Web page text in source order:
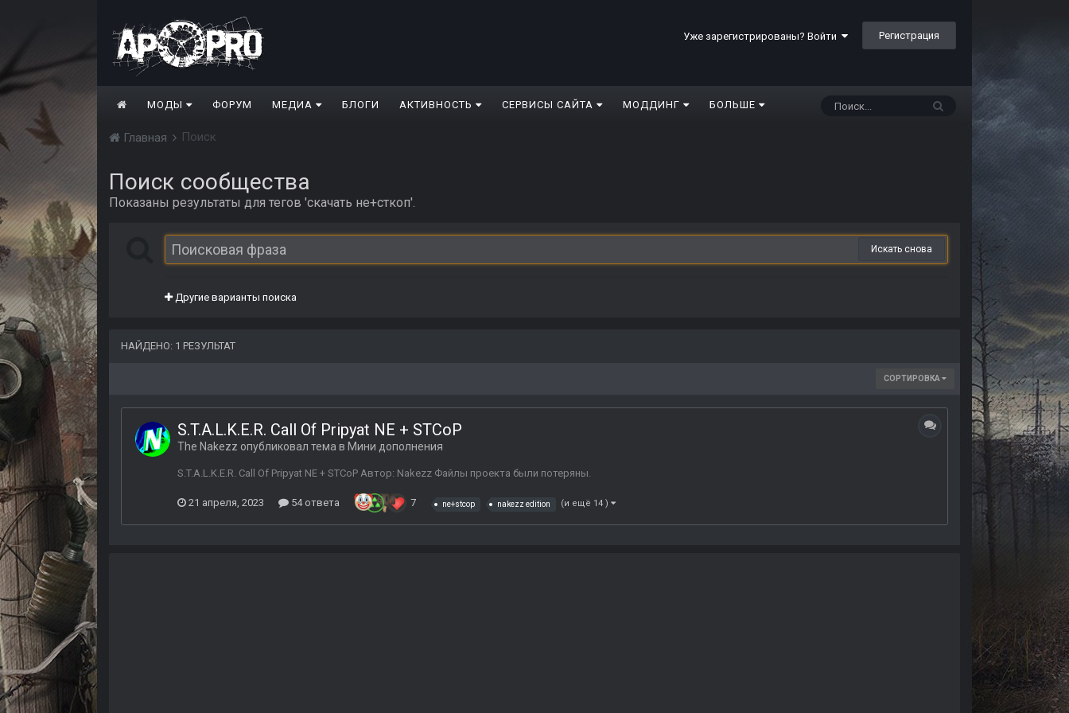
Уже зарегистрированы? Войти Регистрация
МОДЫ ФОРУМ МЕДИА БЛОГИ АКТИВНОСТЬ СЕРВИСЫ САЙТА МОДДИНГ БОЛЬШЕ
Главная Поиск
Поиск сообщества
Показаны результаты для тегов 'скачать не+сткоп'.
Искать снова
Другие варианты поиска
НАЙДЕНО: 1 РЕЗУЛЬТАТ
СОРТИРОВКА
S.T.A.L.K.E.R. Call Of Pripyat NE + STCoP
The Nakezz опубликовал тема в Мини дополнения
S.T.A.L.K.E.R. Call Of Pripyat NE + STCoP Автор: Nakezz Файлы проекта были потеряны.
21 апреля, 2023 54 ответа 7 ne+stcop nakezz edition (и ещё 14 )